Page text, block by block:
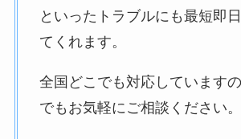
といったトラブルにも最短即
てくれます。
全国どこでも対応しています
でもお気軽にご相談ください。